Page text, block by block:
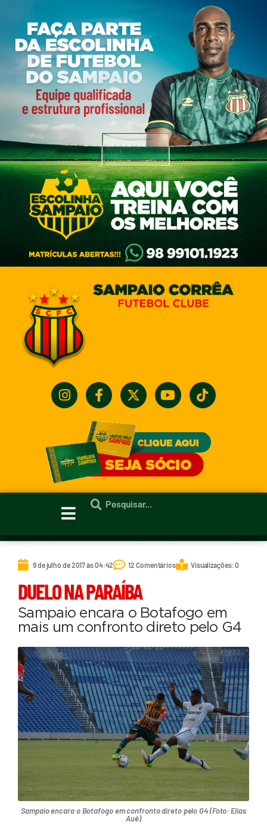
9 de julho de 2017 às 04:42 12 Comentários Visualizações: 0
DUELO NA PARAÍBA
Sampaio encara o Botafogo em
mais um confronto direto pelo G4
Sampaio encara o Botafogo em confronto direto pelo G4 (Foto: Elias
Auê)